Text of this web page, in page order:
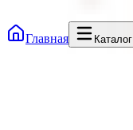
Главная Каталог